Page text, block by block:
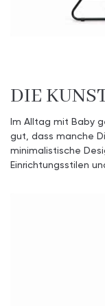
DIE
Im Alltag mit Baby
gut, dass manche
minimalistische
Einrichtungsstilen